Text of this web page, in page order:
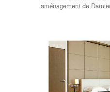
aménagement de